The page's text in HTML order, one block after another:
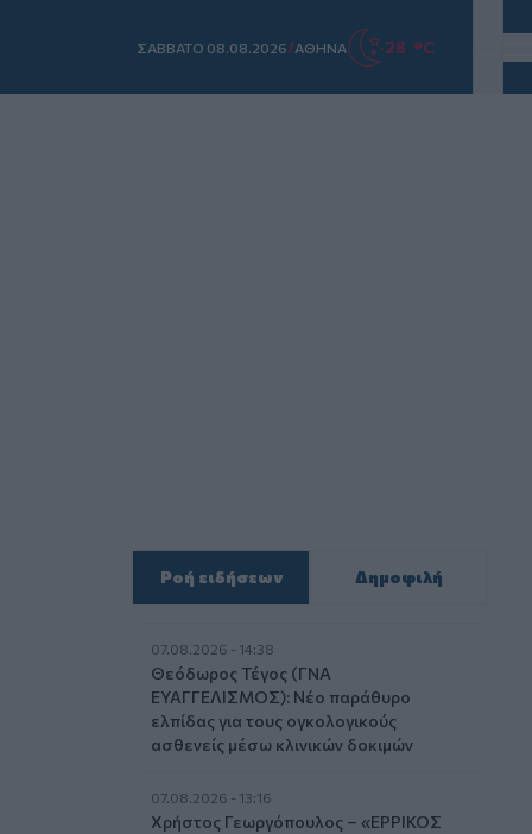
ΣAΒΒΑΤΟ 08.08.2026/ΑΘΗΝΑ 28 °C
Ροή ειδήσεων Δημοφιλή
07.08.2026 - 14:38
Θεόδωρος Τέγος (ΓΝΑ
ΕΥΑΓΓΕΛΙΣΜΟΣ): Νέο παράθυρο
ελπίδας για τους ογκολογικούς
ασθενείς μέσω κλινικών δοκιμών
07.08.2026 - 13:16
Χρήστος Γεωργόπουλος – «ΕΡΡΙΚΟΣ